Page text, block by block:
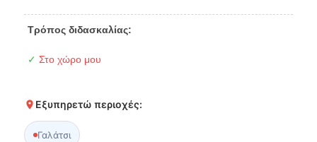
Τρόπος διδασκαλίας:
✓ Στο χώρο μου
Εξυπηρετώ περιοχές:
Γαλάτσι